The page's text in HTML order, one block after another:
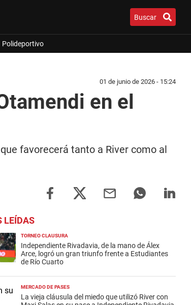
Buscar
Polideportivo
01 de junio de 2026 - 15:24
en el
favorecerá tanto a River como al
LEÍDAS
TORNEO CLAUSURA
Independiente Rivadavia, de la mano de Álex
Arce, logró un gran triunfo frente a Estudiantes
de Río Cuarto
MERCADO DE PASES
La vieja cláusula del miedo que utilizó River con